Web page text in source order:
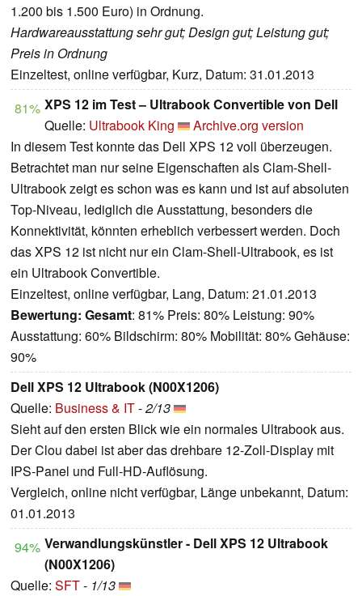
1.200 bis 1.500 Euro) in Ordnung.
Hardwareausstattung sehr gut; Design gut; Leistung gut;
Preis in Ordnung
Einzeltest, online verfügbar, Kurz, Datum: 31.01.2013
81% XPS 12 im Test – Ultrabook Convertible von Dell
Quelle: Ultrabook King
Archive.org version
In diesem Test konnte das Dell XPS 12 voll überzeugen.
Betrachtet man nur seine Eigenschaften als Clam-Shell-
Ultrabook zeigt es schon was es kann und ist auf absoluten
Top-Niveau, lediglich die Ausstattung, besonders die
Konnektivität, könnten erheblich verbessert werden. Doch
das XPS 12 ist nicht nur ein Clam-Shell-Ultrabook, es ist
ein Ultrabook Convertible.
Einzeltest, online verfügbar, Lang, Datum: 21.01.2013
Bewertung: Gesamt: 81% Preis: 80% Leistung: 90%
Ausstattung: 60% Bildschirm: 80% Mobilität: 80% Gehäuse:
90%
Dell XPS 12 Ultrabook (N00X1206)
Quelle: Business & IT-2/13
Sieht auf den ersten Blick wie ein normales Ultrabook aus.
Der Clou dabei ist aber das drehbare 12-Zoll-Display mit
IPS-Panel und Full-HD-Auflösung.
Vergleich, online nicht verfügbar, Länge unbekannt, Datum:
01.01.2013
94% Verwandlungskünstler - Dell XPS 12 Ultrabook
(N00X1206)
Quelle: SFT- 1/13